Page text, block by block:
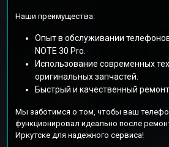
Наши преимущества:
Опыт в обслуживании
NOTE 30 Pro.
Использование современных
оригинальных запчастей.
Быстрый и качественный ремонт
Мы заботимся о том, чтобы ваш телефон
функционировал идеально после
Иркутске для надежного сервиса!